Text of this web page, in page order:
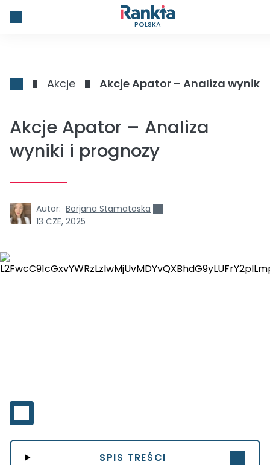
POLSKA
Akcje Akcje Apator – Analiza wyniki
Akcje Apator – Analiza
wyniki i prognozy
Autor: Borjana Stamatoska
13 CZE, 2025
SPIS TREŚCI